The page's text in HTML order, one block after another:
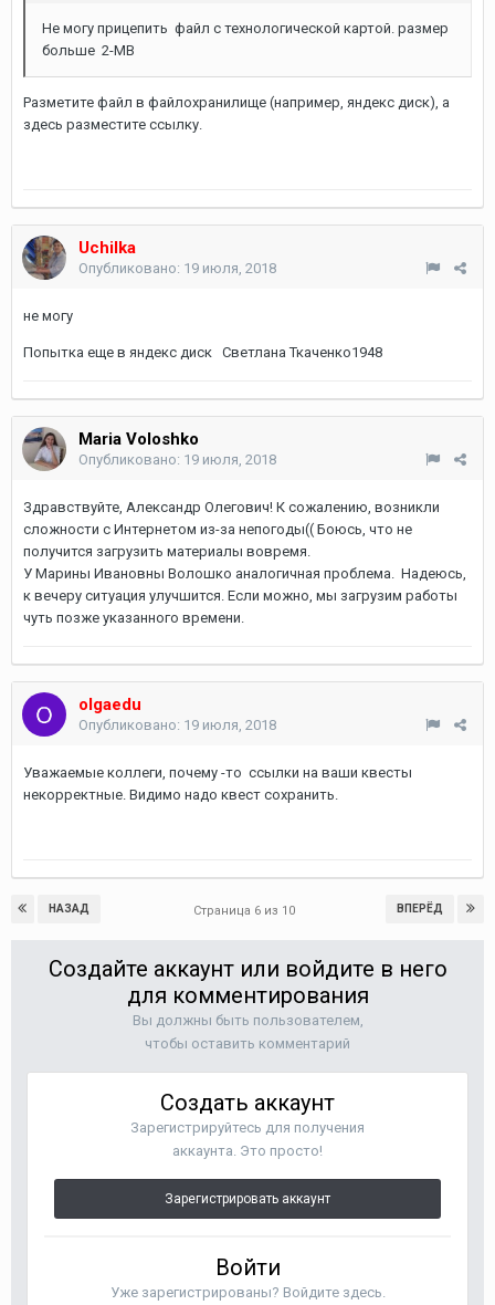
Не могу прицепить файл с технологической картой. размер
больше 2-MB
Разметите файл в файлохранилище (например, яндекс диск), а
здесь разместите ссылку.
Uchilka
Опубликовано: 19 июля, 2018
не могу
Попытка еще в яндекс диск Светлана Ткаченко1948
Maria Voloshko
Опубликовано: 19 июля, 2018
Здравствуйте, Александр Олегович! К сожалению, возникли
сложности с Интернетом из-за непогоды(( Боюсь, что не
получится загрузить материалы вовремя.
У Марины Ивановны Волошко аналогичная проблема. Надеюсь,
к вечеру ситуация улучшится. Если можно, мы загрузим работы
чуть позже указанного времени.
olgaedu
Опубликовано: 19 июля, 2018
Уважаемые коллеги, почему -то ссылки на ваши квесты
некорректные. Видимо надо квест сохранить.
НАЗАД ВПЕРЁД
Страница 6 из 10
Создайте аккаунт или войдите в него
для комментирования
Вы должны быть пользователем,
чтобы оставить комментарий
Создать аккаунт
Зарегистрируйтесь для получения
аккаунта. Это просто!
Зарегистрировать аккаунт
Войти
Уже зарегистрированы? Войдите здесь.